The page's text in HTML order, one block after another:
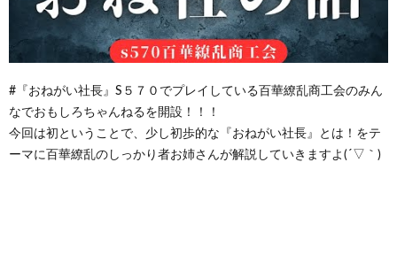
#『おねがい社長』S５７０でプレイしている百華繚乱商工会のみん
なでおもしろちゃんねるを開設！！！
今回は初ということで、少し初歩的な『おねがい社長』とは！をテ
ーマに百華繚乱のしっかり者お姉さんが解説していきますよ(´▽｀)